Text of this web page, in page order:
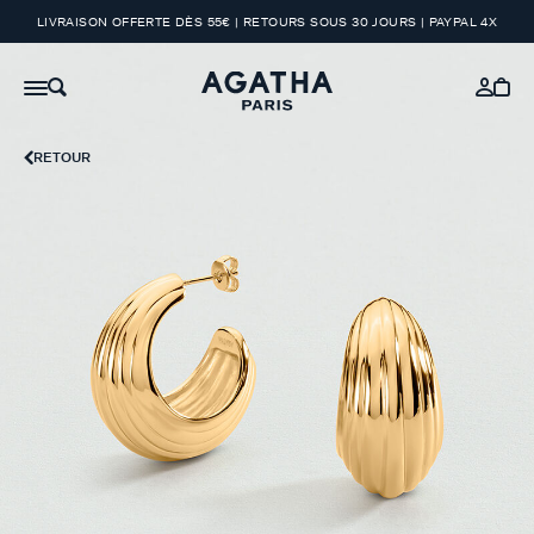
LIVRAISON OFFERTE DÈS 55€ | RETOURS SOUS 30 JOURS | PAYPAL 4X
RETOUR